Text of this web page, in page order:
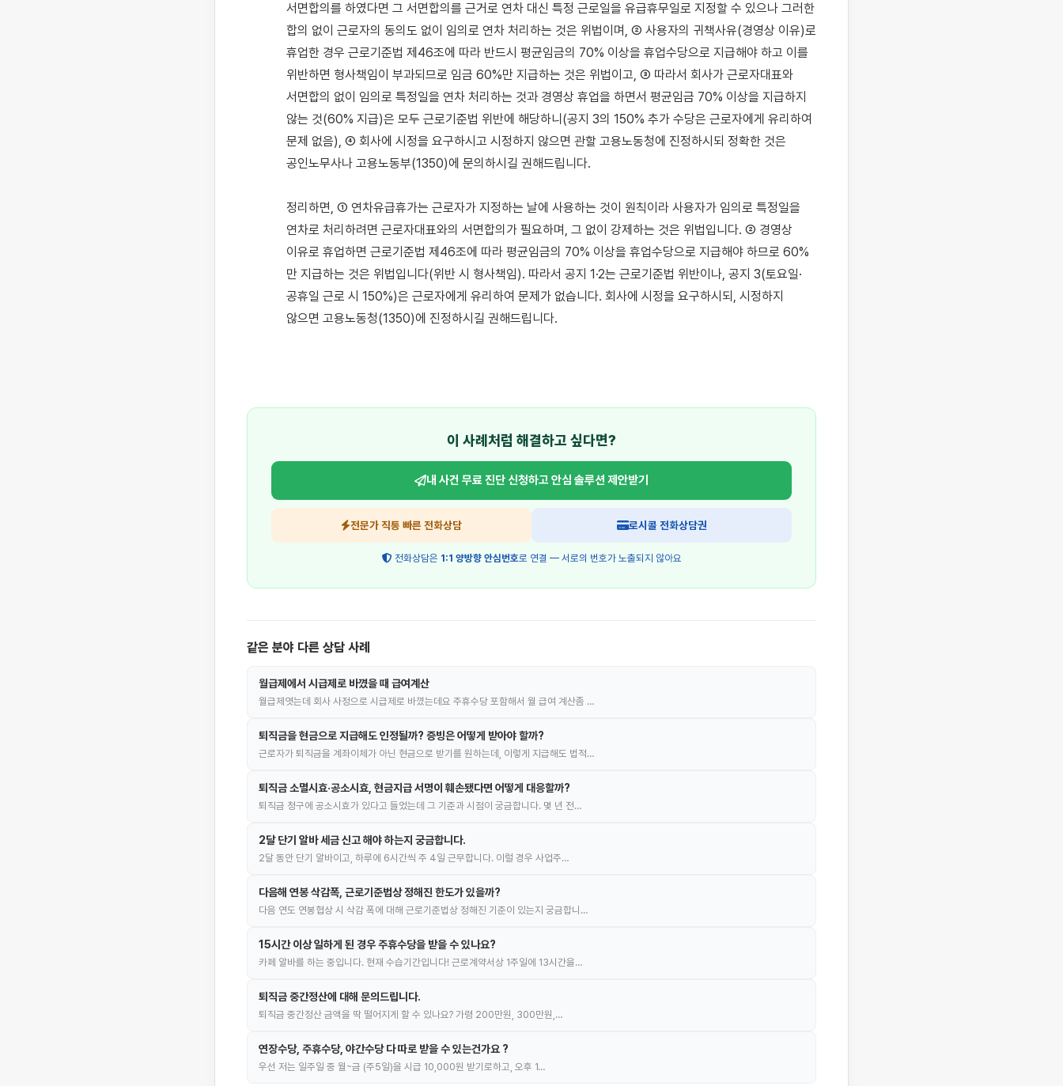
서면합의를 하였다면 그 서면합의를 근거로 연차 대신 특정 근로일을 유급휴무일로 지정할 수 있으나 그러한
합의 없이 근로자의 동의도 없이 임의로 연차 처리하는 것은 위법이며, ② 사용자의 귀책사유(경영상 이유)로
휴업한 경우 근로기준법 제46조에 따라 반드시 평균임금의 70% 이상을 휴업수당으로 지급해야 하고 이를
위반하면 형사책임이 부과되므로 임금 60%만 지급하는 것은 위법이고, ③ 따라서 회사가 근로자대표와
서면합의 없이 임의로 특정일을 연차 처리하는 것과 경영상 휴업을 하면서 평균임금 70% 이상을 지급하지
않는 것(60% 지급)은 모두 근로기준법 위반에 해당하니(공지 3의 150% 추가 수당은 근로자에게 유리하여
문제 없음), ④ 회사에 시정을 요구하시고 시정하지 않으면 관할 고용노동청에 진정하시되 정확한 것은
공인노무사나 고용노동부(1350)에 문의하시길 권해드립니다.
정리하면, ① 연차유급휴가는 근로자가 지정하는 날에 사용하는 것이 원칙이라 사용자가 임의로 특정일을
연차로 처리하려면 근로자대표와의 서면합의가 필요하며, 그 없이 강제하는 것은 위법입니다. ② 경영상
이유로 휴업하면 근로기준법 제46조에 따라 평균임금의 70% 이상을 휴업수당으로 지급해야 하므로 60%
만 지급하는 것은 위법입니다(위반 시 형사책임). 따라서 공지 1·2는 근로기준법 위반이나, 공지 3(토요일·
공휴일 근로 시 150%)은 근로자에게 유리하여 문제가 없습니다. 회사에 시정을 요구하시되, 시정하지
않으면 고용노동청(1350)에 진정하시길 권해드립니다.
이 사례처럼 해결하고 싶다면?
내 사건 무료 진단 신청하고안심 솔루션 제안받기
전문가 직통 빠른 전화상담 로시콜 전화상담권
전화상담은 1:1 양방향 안심번호로 연결 — 서로의 번호가 노출되지 않아요
같은 분야 다른 상담 사례
월급제에서 시급제로 바꼈을 때 급여계산
월급제엿는데 회사 사정으로 시급제로 바꼈는데요 주휴수당 포함해서 월 급여 계산좀 …
퇴직금을 현금으로 지급해도 인정될까? 증빙은 어떻게 받아야 할까?
근로자가 퇴직금을 계좌이체가 아닌 현금으로 받기를 원하는데, 이렇게 지급해도 법적…
퇴직금 소멸시효·공소시효, 현금지급 서명이 훼손됐다면 어떻게 대응할까?
퇴직금 청구에 공소시효가 있다고 들었는데 그 기준과 시점이 궁금합니다. 몇 년 전…
2달 단기 알바 세금 신고 해야 하는지 궁금합니다.
2달 동안 단기 알바이고, 하루에 6시간씩 주 4일 근무합니다. 이럴 경우 사업주…
다음해 연봉 삭감폭, 근로기준법상 정해진 한도가 있을까?
다음 연도 연봉협상 시 삭감 폭에 대해 근로기준법상 정해진 기준이 있는지 궁금합니…
15시간 이상 일하게 된 경우 주휴수당을 받을 수 있나요?
카페 알바를 하는 중입니다. 현재 수습기간입니다! 근로계약서상 1주일에 13시간을…
퇴직금 중간정산에 대해 문의드립니다.
퇴직금 중간정산 금액을 딱 떨어지게 할 수 있나요? 가령 200만원, 300만원,…
연장수당, 주휴수당, 야간수당 다 따로 받을 수 있는건가요 ?
우선 저는 일주일 중 월~금 (주5일)을 시급 10,000원 받기로하고, 오후 1…